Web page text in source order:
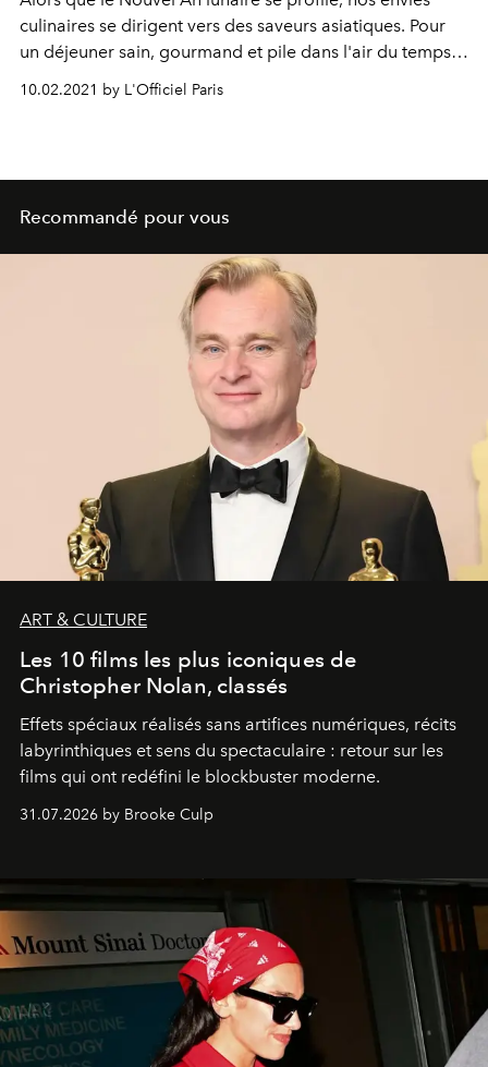
culinaires se dirigent vers des saveurs asiatiques. Pour
un déjeuner sain, gourmand et pile dans l'air du temps,
rien ne vaut le poke bowl. Le très convoité restaurant
japonais Ponzu, niché dans le 16e arrondissement de
10.02.2021 by L'Officiel Paris
Recommandé pour vous
ART & CULTURE
Les 10 films les plus iconiques de
Christopher Nolan, classés
Effets spéciaux réalisés sans artifices numériques, récits
labyrinthiques et sens du spectaculaire : retour sur les
films qui ont redéfini le blockbuster moderne.
31.07.2026 by Brooke Culp